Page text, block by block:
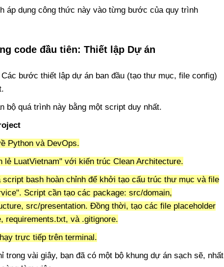
áp dụng công thức này vào từng bước của quy trình
code đầu tiên: Thiết lập Dự án
Các bước thiết lập dự án ban đầu (tạo thư mục, file config)
bộ quá trình này bằng một script duy nhất.
Python và DevOps.
lẻ LuatVietnam" với kiến trúc Clean Architecture.
script bash hoàn chỉnh để khởi tạo cấu trúc thư mục và file
Script cần tạo các package: src/domain,
src/presentation. Đồng thời, tạo các file placeholder
requirements.txt, và .gitignore.
trực tiếp trên terminal.
trong vài giây, bạn đã có một bộ khung dự án sạch sẽ, nhất